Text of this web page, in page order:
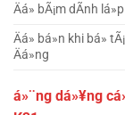
Äá» bÃ¡m dÃ­nh lá»p
Äá» bá»n khi bá»
Äá»ng
á»¨ng dá»¥ng